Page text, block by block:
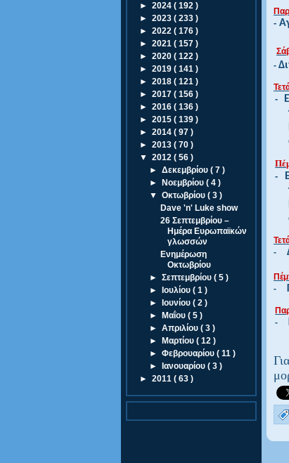
► 2024 ( 192 )
► 2023 ( 233 )
► 2022 ( 176 )
► 2021 ( 157 )
► 2020 ( 122 )
► 2019 ( 141 )
► 2018 ( 121 )
► 2017 ( 156 )
► 2016 ( 136 )
► 2015 ( 139 )
► 2014 ( 97 )
► 2013 ( 70 )
▼ 2012 ( 56 )
►Δεκεμβρίου( 7 )
►
Νοεμβρίου( 4 )
▼Οκτωβρίου( 3 )
Dave 'n' Luke show
26 Σεπτεμβρίου –
Ημέρα Ευρωπαϊκών
γλωσσών
Ενημέρωση
Οκτωβρίου
►Σεπτεμβρίου( 5 )
►
Ιουλίου( 1 )
►
Ιουνίου( 2 )
►
Μαΐου( 5 )
►Απριλίου( 3 )
►
Μαρτίου( 12 )
►Φεβρουαρίου( 11 )
►
Ιανουαρίου( 3 )
► 2011 ( 63 )
-
-
-
-
-
-
-